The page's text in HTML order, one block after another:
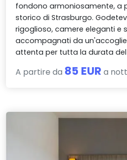
fondono armoniosamente, a
storico di Strasburgo.
rigoglioso, camere eleganti e
accompagnati da
attenta per tutta la durata
A partire da 85 EUR a